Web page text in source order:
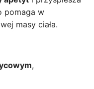
pomaga w
masy ciała.
,